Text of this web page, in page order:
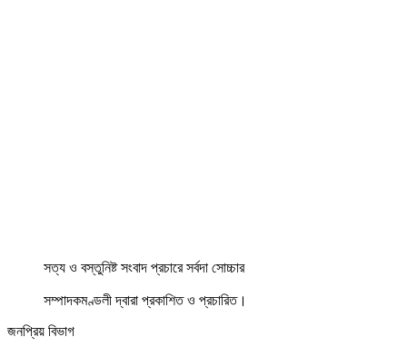
সত্য ও বস্তুনিষ্ট সংবাদ প্রচারে সর্বদা সোচ্চার
সম্পাদকমণ্ডলী দ্বারা প্রকাশিত ও প্রচারিত।
জনপ্রিয় বিভাগ